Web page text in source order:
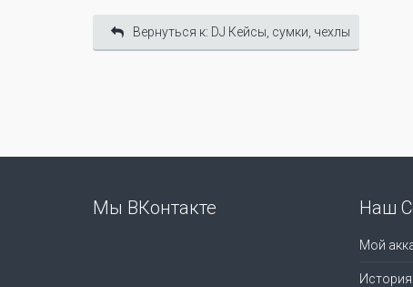
Вернуться к: DJ Кейсы, сумки, чехлы
Мы ВКонтакте Наш
Мой